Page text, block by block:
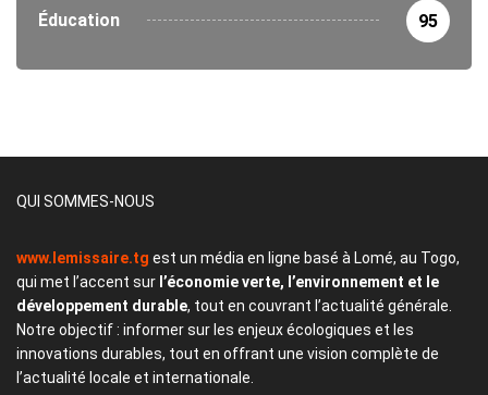
Éducation 95
QUI SOMMES-NOUS
www.lemissaire.tg est un média en ligne basé à Lomé, au Togo,
qui met l’accent sur l’économie verte, l’environnement et le
développement durable, tout en couvrant l’actualité générale.
Notre objectif : informer sur les enjeux écologiques et les
innovations durables, tout en offrant une vision complète de
l’actualité locale et internationale.